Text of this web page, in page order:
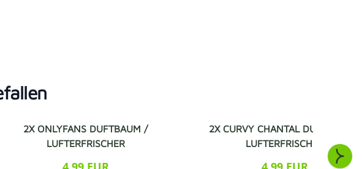
2X ONLYFANS DUFTBAUM /
LUFTERFRISCHER
2X CURVY CHANTAL DUFTBAUM /
LUFTERFRISCHER